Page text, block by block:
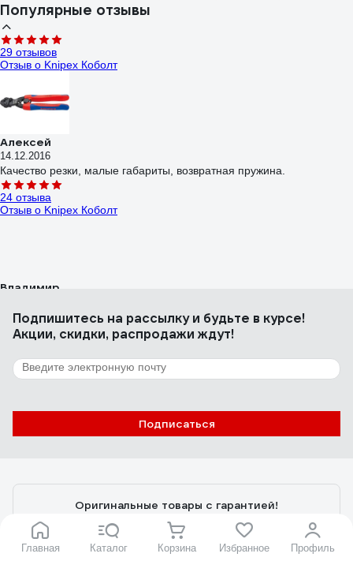
Главная Каталог Корзина Избранное Профиль
Популярные отзывы
29 отзывов
Отзыв о Knipex Коболт
Алексей
14.12.2016
Качество резки, малые габариты, возвратная пружина.
24 отзыва
Отзыв о Knipex Коболт
Владимир
Отличный инструмент, кусают всё.
12 отзывов
есть лезвия для этого болтореза. Лезвия хорошего качества,
закалены. По сравнению с другими недорогими брендами - более
качественный инструмент.
Подпишитесь на рассылкуи будьте в курсе!
Акции, скидки, распродажи ждут!
Подписаться
Оригинальные товары с гарантией!
Установите мобильное приложение, чтобы
информация по заказам всегда была под рукой